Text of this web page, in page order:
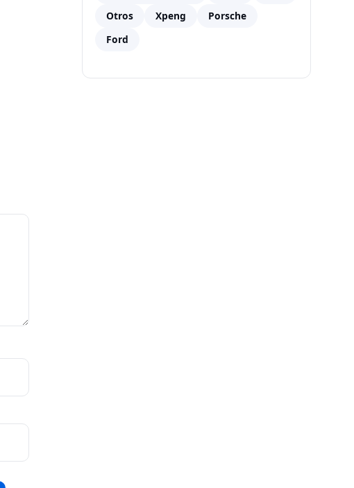
Otros
Xpeng
Porsche
Ford